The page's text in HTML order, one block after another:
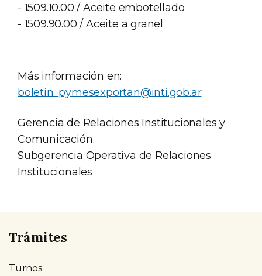
- 1509.10.00 / Aceite embotellado
- 1509.90.00 / Aceite a granel
Más información en:
boletin_pymesexportan@inti.gob.ar
Gerencia de Relaciones Institucionales y
Comunicación.
Subgerencia Operativa de Relaciones
Institucionales
Trámites
Turnos